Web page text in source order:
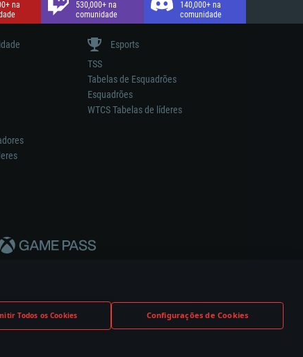
Todos os Cookies Configurações de Cookies
na
530,000+ na
comunidade
140,000+ na
comunidade
Esports
TSS
Tabelas de Esquadrões
Esquadrões
WTCS Tabelas de líderes